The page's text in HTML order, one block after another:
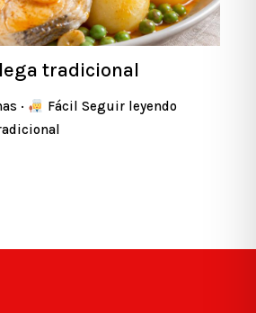
tradicional
·
Fácil Seguir leyendo